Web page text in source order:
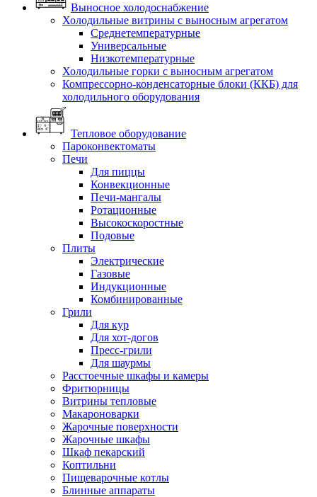
Выносное холодоснабжение
Холодильные витрины с выносным агрегатом
Среднетемпературные
Универсальные
Низкотемпературные
Холодильные горки с выносным агрегатом
Компрессорно-конденсаторные блоки (ККБ) для
холодильного оборудования
Тепловое оборудование
Пароконвектоматы
Печи
Для пиццы
Конвекционные
Печи-мангалы
Ротационные
Высокоскоростные
Подовые
Плиты
Электрические
Газовые
Индукционные
Комбинированные
Грили
Для кур
Для хот-догов
Пресс-грили
Для шаурмы
Расстоечные шкафы и камеры
Фритюрницы
Витрины тепловые
Макароноварки
Жарочные поверхности
Жарочные шкафы
Шкаф пекарский
Коптильни
Пищеварочные котлы
Блинные аппараты